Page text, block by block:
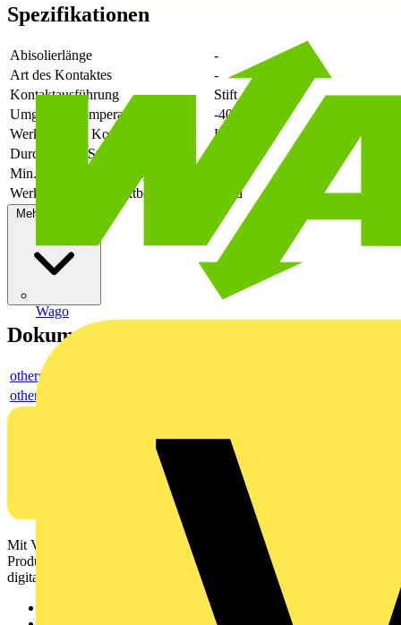
Wago
Spezifikationen
Abisolierlänge
-
Art des Kontaktes
-
Kontaktausführung
Stift
Umgebungstemperatur
-40 - 85
Werkstoff des Kontaktes
Kupfer
Durchmesser Steckkontakt
Min. Anzahl der Steckzyklen
Werkstoff der Kontaktbeschichtung
Gold
Mehr anzeigen
Dokumente
others
others
Mit Voltimum erhalten Elektrofachkräfte Zugang zu Branchennews,
Produktinformationen, Schulungen und Tools – alles auf einer
digitalen Plattform und Community.